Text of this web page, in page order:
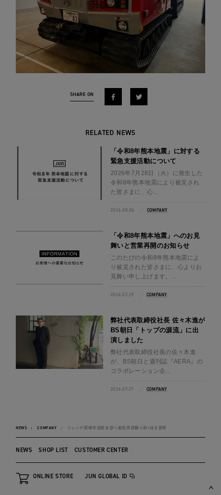
SHARE ON
RELATED NEWS
「令和8年熊本地震」に対する
緊急支援活動について
2026年7月28日（火）に発生した
令和8年熊本地震により被災され
た皆さまに、心...
2026.08.06 COMPANY
「令和8年熊本地震」へのお見
舞いと営業再開のお知らせ
このたびの令和8年熊本地震によ
り被災された皆さまに、心よりお
見舞い申し上げます。...
2026.07.29 COMPANY
弊社代表取締役社長 佐々木進が
BS朝日「トップの源流」に出
演しました
弊社代表取締役社長の佐々木進
が、BS朝日と週刊誌『AERA』の
コラボレーション企...
2026.07.27 COMPANY
NEWS COMPANY ジュンが岡崎市消防本部へ救助用訓練人形3体を寄附
NEWS SHOP LIST CUSTOMER CENTER
JUN GLOBAL ID
ONLINE STORE